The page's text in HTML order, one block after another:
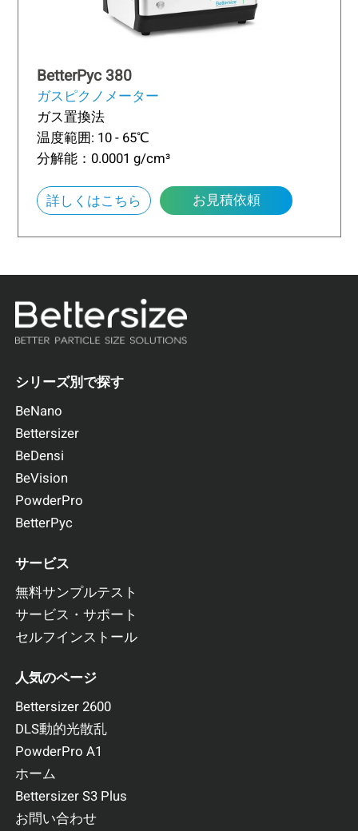
BetterPyc 380
ガスピクノメーター
ガス置換法
温度範囲: 10 - 65℃
分解能：0.0001 g/cm³
詳しくはこちら お見積依頼
シリーズ別で探す
BeNano
Bettersizer
BeDensi
BeVision
PowderPro
BetterPyc
サービス
無料サンプルテスト
サービス・サポート
セルフインストール
人気のページ
Bettersizer 2600
DLS動的光散乱
PowderPro A1
ホーム
Bettersizer S3 Plus
お問い合わせ